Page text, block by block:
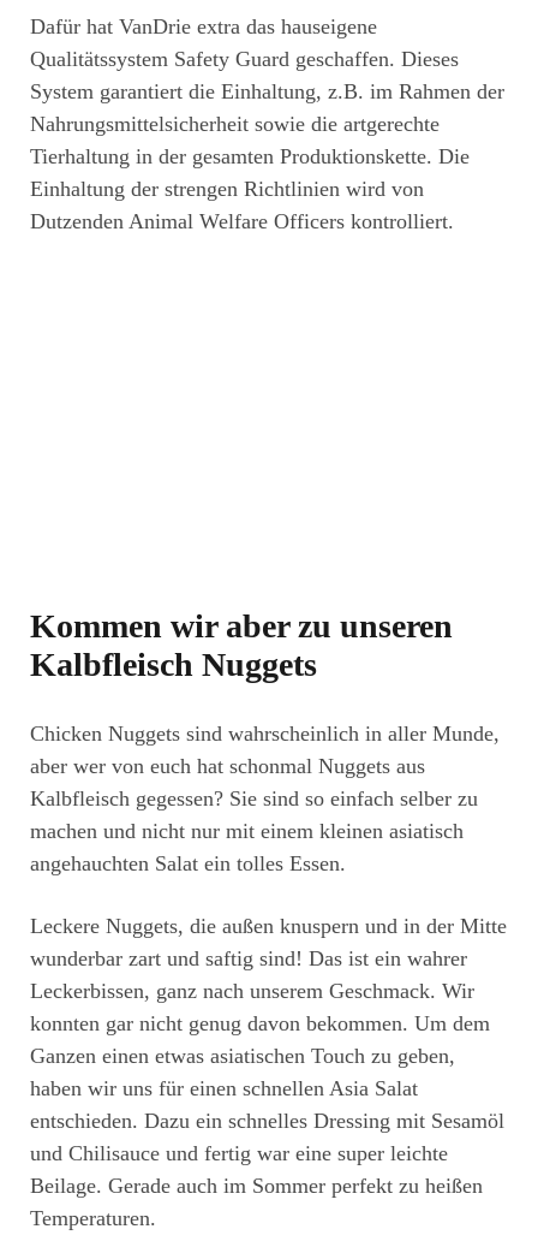
Dafür hat VanDrie extra das hauseigene
Qualitätssystem Safety Guard geschaffen. Dieses
System garantiert die Einhaltung, z.B. im Rahmen der
Nahrungsmittelsicherheit sowie die artgerechte
Tierhaltung in der gesamten Produktionskette. Die
Einhaltung der strengen Richtlinien wird von
Dutzenden Animal Welfare Officers kontrolliert.
Kommen wir aber zu unseren
Kalbfleisch Nuggets
Chicken Nuggets sind wahrscheinlich in aller Munde,
aber wer von euch hat schonmal Nuggets aus
Kalbfleisch gegessen? Sie sind so einfach selber zu
machen und nicht nur mit einem kleinen asiatisch
angehauchten Salat ein tolles Essen.
Leckere Nuggets, die außen knuspern und in der Mitte
wunderbar zart und saftig sind! Das ist ein wahrer
Leckerbissen, ganz nach unserem Geschmack. Wir
konnten gar nicht genug davon bekommen. Um dem
Ganzen einen etwas asiatischen Touch zu geben,
haben wir uns für einen schnellen Asia Salat
entschieden. Dazu ein schnelles Dressing mit Sesamöl
und Chilisauce und fertig war eine super leichte
Beilage. Gerade auch im Sommer perfekt zu heißen
Temperaturen.